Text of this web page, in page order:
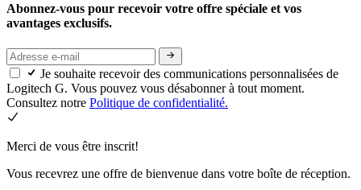
Abonnez-vous pour recevoir votre offre spéciale et vos
avantages exclusifs.
Je souhaite recevoir des communications personnalisées de
Logitech G. Vous pouvez vous désabonner à tout moment.
Consultez notre Politique de confidentialité.
Merci de vous être inscrit!
Vous recevrez une offre de bienvenue dans votre boîte de réception.